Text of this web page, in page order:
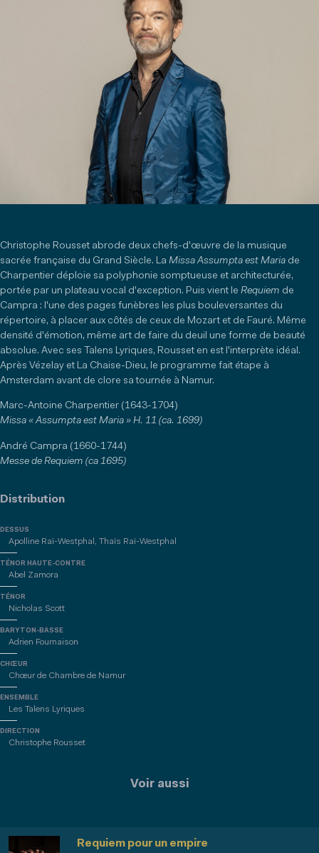
Christophe Rousset abrode deux chefs-d'œuvre de la musique
sacrée française du Grand Siècle. La Missa Assumpta est Maria de
Charpentier déploie sa polyphonie somptueuse et architecturée,
portée par un plateau vocal d'exception. Puis vient le Requiem de
Campra : l'une des pages funèbres les plus bouleversantes du
répertoire, à placer aux côtés de ceux de Mozart et de Fauré. Même
densité d'émotion, même art de faire du deuil une forme de beauté
absolue. Avec ses Talens Lyriques, Rousset en est l'interprète idéal.
Après Vézelay et La Chaise-Dieu, le programme fait étape à
Amsterdam avant de clore sa tournée à Namur.
Marc-Antoine Charpentier (1643-1704)
Missa « Assumpta est Maria » H. 11 (ca. 1699)
André Campra (1660-1744)
Messe de Requiem (ca 1695)
Distribution
DESSUS
Apolline Raï-Westphal, Thaïs Raï-Westphal
TÉNOR HAUTE-CONTRE
Abel Zamora
TÉNOR
Nicholas Scott
BARYTON-BASSE
Adrien Fournaison
CHŒUR
Chœur de Chambre de Namur
ENSEMBLE
Les Talens Lyriques
DIRECTION
Christophe Rousset
Voir aussi
Requiem pour un empire